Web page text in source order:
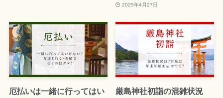
2025年4月27日
厄払いは一緒に行ってはい
厳島神社初詣の混雑状況